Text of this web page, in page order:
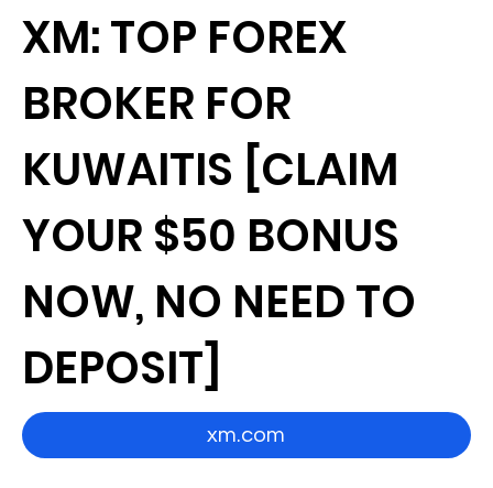
XM: TOP FOREX
BROKER FOR
KUWAITIS [CLAIM
YOUR $50 BONUS
NOW, NO NEED TO
DEPOSIT]
xm.com